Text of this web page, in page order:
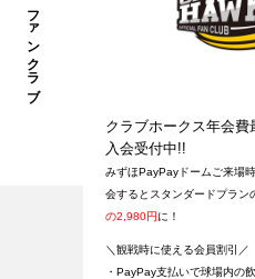
ファンクラブ
クラブホークス年会費
入会受付中!!
みずほPayPayドームご来場
会するとスタンダードプラン
の2,980円に！
＼観戦時に使える会員割引／
・PayPay支払いで球場内の